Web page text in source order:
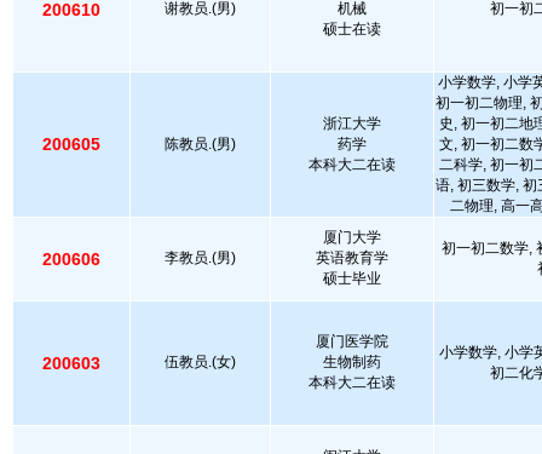
200610 谢教员.(男)
机械
硕士在读
初一初
200605 陈教员.(男)
浙江大学
药学
本科大二在读
小学数学, 小学
初一初二物理,
史, 初一初二地
文, 初一初二数
二科学, 初一初
语, 初三数学,
二物理, 高一
200606 李教员.(男)
厦门大学
英语教育学
硕士毕业
初一初二数学,
200603 伍教员.(女)
厦门医学院
生物制药
本科大二在读
小学数学, 小学
初二化